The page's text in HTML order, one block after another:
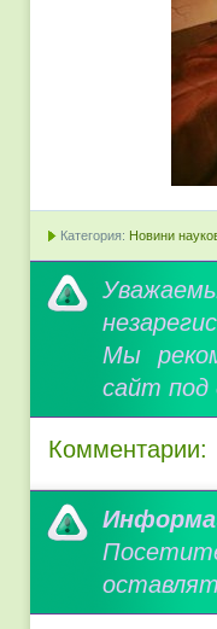
Категория: Новини
Мы
сайт под
Комментарии: